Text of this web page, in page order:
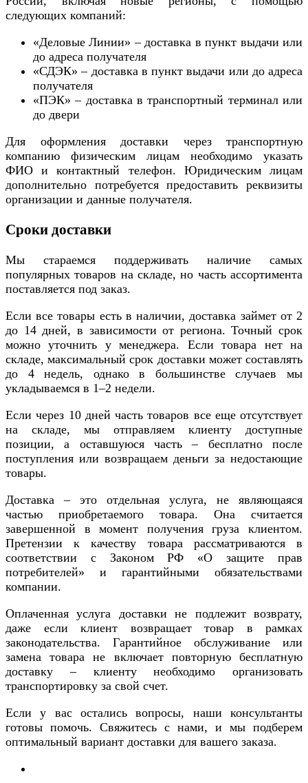
следующих компаний:
«Деловые Линии» – доставка в пункт выдачи или
до адреса получателя
«СДЭК» – доставка в пункт выдачи или до адреса
получателя
«ПЭК» – доставка в транспортный терминал или
до двери
Для оформления доставки через транспортную
компанию физическим лицам необходимо указать
ФИО и контактный телефон. Юридическим лицам
дополнительно потребуется предоставить реквизиты
организации и данные получателя.
Сроки доставки
Мы стараемся поддерживать наличие самых
популярных товаров на складе, но часть ассортимента
поставляется под заказ.
Если все товары есть в наличии, доставка займет от 2
до 14 дней, в зависимости от региона. Точный срок
можно уточнить у менеджера. Если товара нет на
складе, максимальный срок доставки может составлять
до 4 недель, однако в большинстве случаев мы
укладываемся в 1–2 недели.
Если через 10 дней часть товаров все еще отсутствует
на складе, мы отправляем клиенту доступные
позиции, а оставшуюся часть – бесплатно после
поступления или возвращаем деньги за недостающие
товары.
Доставка – это отдельная услуга, не являющаяся
частью приобретаемого товара. Она считается
завершенной в момент получения груза клиентом.
Претензии к качеству товара рассматриваются в
соответствии с Законом РФ «О защите прав
потребителей» и гарантийными обязательствами
компании.
Оплаченная услуга доставки не подлежит возврату,
даже если клиент возвращает товар в рамках
законодательства. Гарантийное обслуживание или
замена товара не включает повторную бесплатную
доставку – клиенту необходимо организовать
транспортировку за свой счет.
Если у вас остались вопросы, наши консультанты
готовы помочь. Свяжитесь с нами, и мы подберем
оптимальный вариант доставки для вашего заказа.